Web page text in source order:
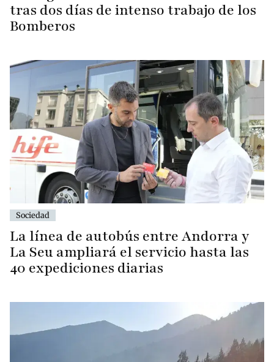
tras dos días de intenso trabajo de los
Bomberos
Sociedad
La línea de autobús entre Andorra y
La Seu ampliará el servicio hasta las
40 expediciones diarias